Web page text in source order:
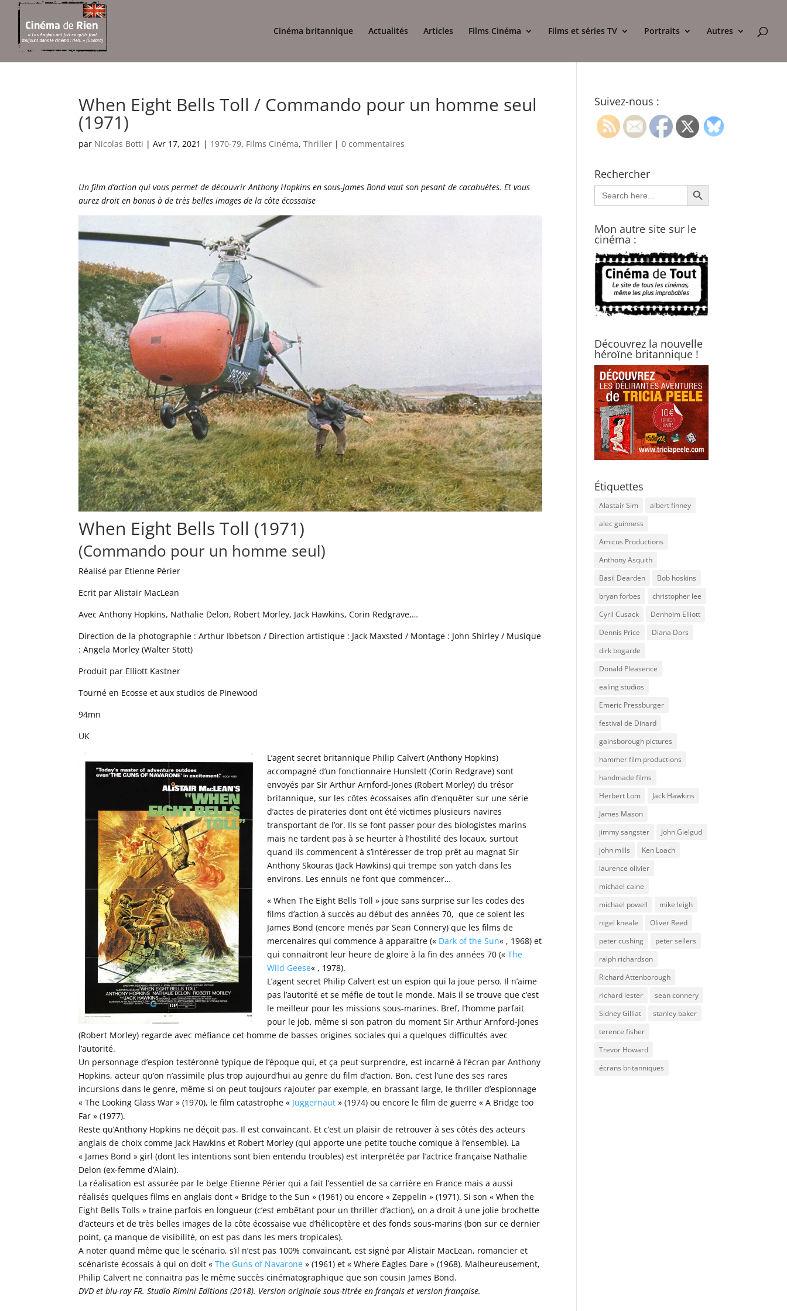
Cinéma britannique Actualités Articles Films Cinéma Films et séries TV Portraits Autres
When Eight Bells Toll / Commando pour un homme seul
(1971)
par Nicolas Botti |Avr 17, 2021 | 1970-79, Films Cinéma,Thriller |0 commentaires
Un film d’action qui vous permet de découvrir Anthony Hopkins en sous-James Bond vaut son pesant de cacahuètes. Et vous
aurez droit en bonus à de très belles images de la côte écossaise
When Eight Bells Toll (1971)
(Commando pour un homme seul)
Réalisé par Etienne Périer
Ecrit par Alistair MacLean
Avec Anthony Hopkins, Nathalie Delon, Robert Morley, Jack Hawkins, Corin Redgrave,…
Direction de la photographie : Arthur Ibbetson / Direction artistique : Jack Maxsted / Montage : John Shirley / Musique
: Angela Morley (Walter Stott)
Produit par Elliott Kastner
Tourné en Ecosse et aux studios de Pinewood
94mn
UK
L’agent secret britannique Philip Calvert (Anthony Hopkins)
accompagné d’un fonctionnaire Hunslett (Corin Redgrave) sont
envoyés par Sir Arthur Arnford-Jones (Robert Morley) du trésor
britannique, sur les côtes écossaises afin d’enquêter sur une série
d’actes de pirateries dont ont été victimes plusieurs navires
transportant de l’or. Ils se font passer pour des biologistes marins
mais ne tardent pas à se heurter à l’hostilité des locaux, surtout
quand ils commencent à s’intéresser de trop prêt au magnat Sir
Anthony Skouras (Jack Hawkins) qui trempe son yatch dans les
environs. Les ennuis ne font que commencer…
« When The Eight Bells Toll » joue sans surprise sur les codes des
films d’action à succès au début des années 70, que ce soient les
James Bond (encore menés par Sean Connery) que les films de
mercenaires qui commence à apparaitre (« Dark of the Sun« , 1968) et
qui connaitront leur heure de gloire à la fin des années 70 («The
Wild Geese« , 1978).
L’agent secret Philip Calvert est un espion qui la joue perso. Il n’aime
pas l’autorité et se méfie de tout le monde. Mais il se trouve que c’est
le meilleur pour les missions sous-marines. Bref, l’homme parfait
pour le job, même si son patron du moment Sir Arthur Arnford-Jones
(Robert Morley) regarde avec méfiance cet homme de basses origines sociales qui a quelques difficultés avec
l’autorité.
Un personnage d’espion testéronné typique de l’époque qui, et ça peut surprendre, est incarné à l’écran par Anthony
Hopkins, acteur qu’on n’assimile plus trop aujourd’hui au genre du film d’action. Bon, c’est l’une des ses rares
incursions dans le genre, même si on peut toujours rajouter par exemple, en brassant large, le thriller d’espionnage
« The Looking Glass War » (1970), le film catastrophe « Juggernaut » (1974) ou encore le film de guerre « A Bridge too
Far » (1977).
Reste qu’Anthony Hopkins ne déçoit pas. Il est convaincant. Et c’est un plaisir de retrouver à ses côtés des acteurs
anglais de choix comme Jack Hawkins et Robert Morley (qui apporte une petite touche comique à l’ensemble). La
« James Bond » girl (dont les intentions sont bien entendu troubles) est interprétée par l’actrice française Nathalie
Delon (ex-femme d’Alain).
La réalisation est assurée par le belge Etienne Périer qui a fait l’essentiel de sa carrière en France mais a aussi
réalisés quelques films en anglais dont « Bridge to the Sun » (1961) ou encore « Zeppelin » (1971). Si son « When the
Eight Bells Tolls » traine parfois en longueur (c’est embêtant pour un thriller d’action), on a droit à une jolie brochette
d’acteurs et de très belles images de la côte écossaise vue d’hélicoptère et des fonds sous-marins (bon sur ce dernier
point, ça manque de visibilité, on est pas dans les mers tropicales).
A noter quand même que le scénario, s’il n’est pas 100% convaincant, est signé par Alistair MacLean, romancier et
scénariste écossais à qui on doit «The Guns of Navarone » (1961) et « Where Eagles Dare » (1968). Malheureusement,
Philip Calvert ne connaitra pas le même succès cinématographique que son cousin James Bond.
DVD et blu-ray FR. Studio Rimini Editions (2018). Version originale sous-titrée en français et version française.
Suivez-nous :
Rechercher
Search
for:
Search Button
Mon autre site sur le
cinéma :
Découvrez la nouvelle
héroïne britannique !
Étiquettes
Alastair Sim
albert finney
alec guinness
Amicus Productions
Anthony Asquith
Basil Dearden
Bob hoskins
bryan forbes
christopher lee
Cyril Cusack
Denholm Elliott
Dennis Price
Diana Dors
dirk bogarde
Donald Pleasence
ealing studios
Emeric Pressburger
festival de Dinard
gainsborough pictures
hammer film productions
handmade films
Herbert Lom
Jack Hawkins
James Mason
jimmy sangster
John Gielgud
john mills
Ken Loach
laurence olivier
michael caine
michael powell
mike leigh
nigel kneale
Oliver Reed
peter cushing
peter sellers
ralph richardson
Richard Attenborough
richard lester
sean connery
Sidney Gilliat
stanley baker
terence fisher
Trevor Howard
écrans britanniques